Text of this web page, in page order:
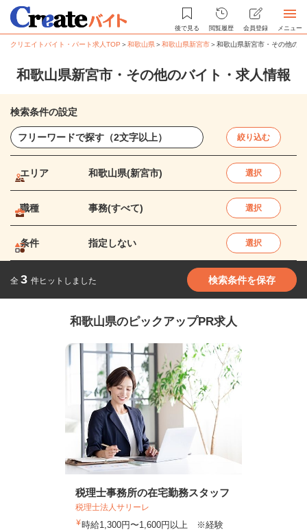
後で見る 閲覧履歴 会員登録 メニュー
クリエイトバイト・パート求人TOP ＞和歌山県＞和歌山県新宮市＞和歌山県新宮市・その他の
和歌山県新宮市・その他のバイト・求人情報
検索条件の設定
絞り込む
エリア 和歌山県(新宮市) 選択
職種 事務(すべて) 選択
条件 指定しない 選択
全 3 件ヒットしました 検索条件を保存
和歌山県のピックアップPR求人
税理士事務所の在宅勤務スタッフ
税理士法人サリーレ
時給1,300円〜1,600円以上 ※経験